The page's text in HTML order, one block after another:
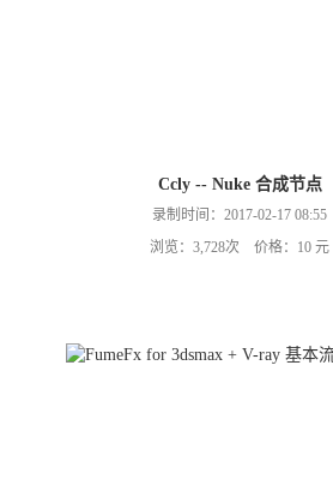
Ccly -- Nuke 合成节点
录制时间：2017-02-17 08:55
浏览：3,728次 价格：10 元